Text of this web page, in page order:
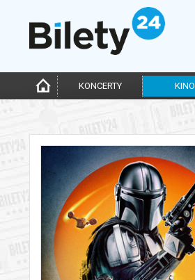
KONCERTY KINO